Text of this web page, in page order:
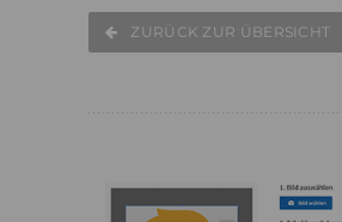
ZURÜCK ZUR ÜBERSICHT